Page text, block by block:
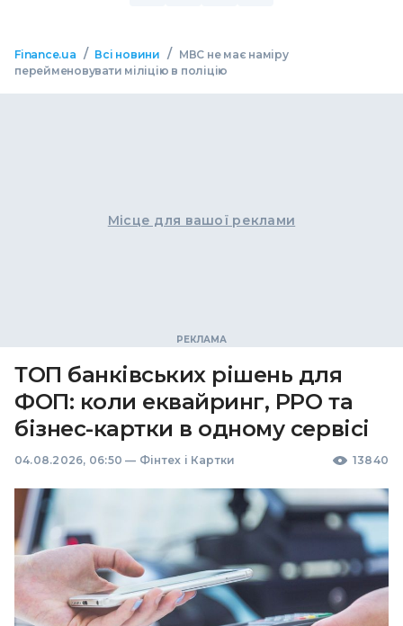
Finance.ua / Всі новини /
МВС не має наміру
перейменовувати міліцію в поліцію
Місце для вашої реклами
ТОП банківських рішень для
ФОП: коли еквайринг, РРО та
бізнес-картки в одному сервісі
04.08.2026, 06:50 — Фінтех і Картки 13840